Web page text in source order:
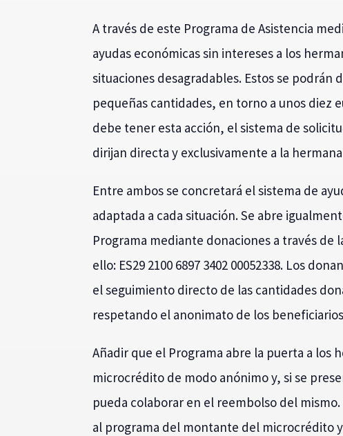
A través de este Programa de Asistencia
ayudas económicas sin intereses a los
situaciones desagradables. Estos se podrán
pequeñas cantidades, en torno a unos diez
debe tener esta acción, el sistema de
dirijan directa y exclusivamente a la
Entre ambos se concretará el sistema de
adaptada a cada situación. Se abre
Programa mediante donaciones a través de
ello: ES29 2100 6897 3402 00052338. Los
el seguimiento directo de las cantidades
respetando el anonimato de los
Añadir que el Programa abre la puerta a los
microcrédito de modo anónimo y, si se
pueda colaborar en el reembolso del
al programa del montante del microcrédito